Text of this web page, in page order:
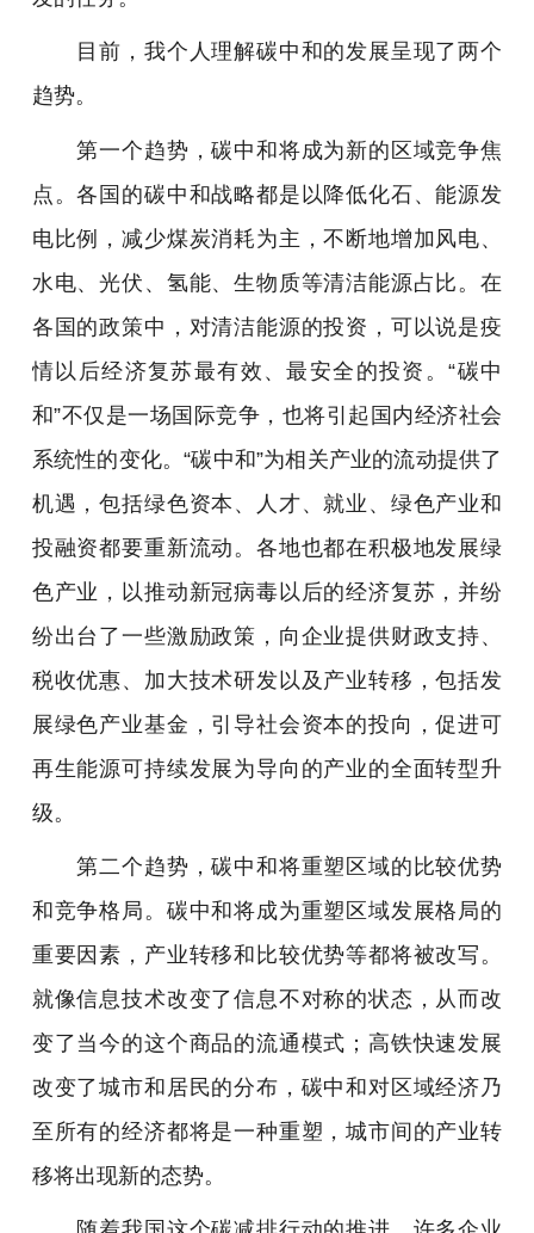
目前，我个人理解碳中和的发展呈现了两个
趋势。
第一个趋势，碳中和将成为新的区域竞争焦
点。各国的碳中和战略都是以降低化石、能源发
电比例，减少煤炭消耗为主，不断地增加风电、
水电、光伏、氢能、生物质等清洁能源占比。在
各国的政策中，对清洁能源的投资，可以说是疫
情以后经济复苏最有效、最安全的投资。“碳中
和”不仅是一场国际竞争，也将引起国内经济社会
系统性的变化。“碳中和”为相关产业的流动提供了
机遇，包括绿色资本、人才、就业、绿色产业和
投融资都要重新流动。各地也都在积极地发展绿
色产业，以推动新冠病毒以后的经济复苏，并纷
纷出台了一些激励政策，向企业提供财政支持、
税收优惠、加大技术研发以及产业转移，包括发
展绿色产业基金，引导社会资本的投向，促进可
再生能源可持续发展为导向的产业的全面转型升
级。
第二个趋势，碳中和将重塑区域的比较优势
和竞争格局。碳中和将成为重塑区域发展格局的
重要因素，产业转移和比较优势等都将被改写。
就像信息技术改变了信息不对称的状态，从而改
变了当今的这个商品的流通模式；高铁快速发展
改变了城市和居民的分布，碳中和对区域经济乃
至所有的经济都将是一种重塑，城市间的产业转
移将出现新的态势。